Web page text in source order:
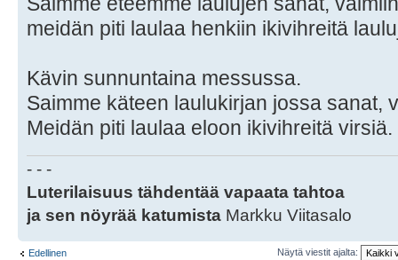
meidän piti laulaa henkiin ikivihreitä
Kävin sunnuntaina messussa.
Saimme käteen laulukirjan jossa sanat,
Meidän piti laulaa eloon ikivihreitä virsiä.
- - -
Luterilaisuus tähdentää vapaata tahtoa
ja sen nöyrää katumista Markku Viitasalo
Edellinen Näytä viestit ajalta: